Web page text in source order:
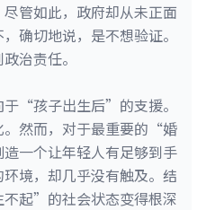
管如此，政府却从未正面
确切地说，是不想验证。
治责任。
“孩子出生后”的支援。
。然而，对于最重要的“婚
一个让年轻人有足够到手
境，却几乎没有触及。结
起”的社会状态变得根深